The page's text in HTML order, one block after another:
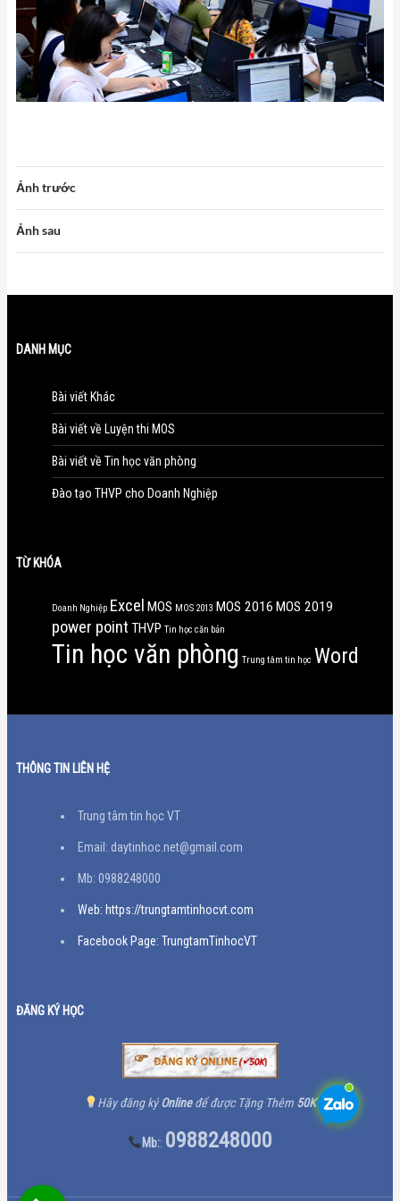
Ảnh trước
Ảnh sau
DANH MỤC
Bài viết Khác
Bài viết về Luyện thi MOS
Bài viết về Tin học văn phòng
Đào tạo THVP cho Doanh Nghiệp
TỪ KHÓA
Doanh Nghiệp Excel MOS MOS 2013 MOS 2016 MOS 2019
power point THVP Tin học căn bản
Tin học văn phòng Trung tâm tin học Word
THÔNG TIN LIÊN HỆ
Trung tâm tin học VT
Email: daytinhoc.net@gmail.com
Mb: 0988248000
Web: https://trungtamtinhocvt.com
Facebook Page: TrungtamTinhocVT
ĐĂNG KÝ HỌC
Hãy đăng kýOnlineđể được Tặng Thêm 50K
Mb:: 0988248000